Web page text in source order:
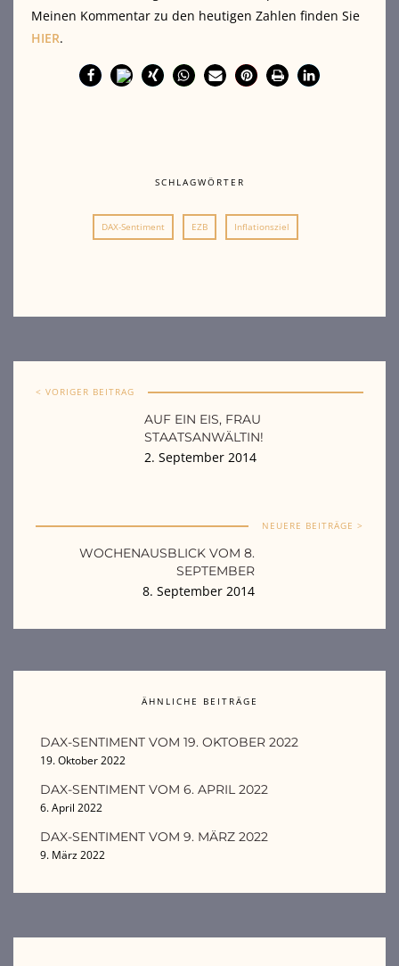
Meinen Kommentar zu den heutigen Zahlen finden Sie
HIER.
SCHLAGWÖRTER
DAX-Sentiment EZB Inflationsziel
< VORIGER BEITRAG
AUF EIN EIS, FRAU
STAATSANWÄLTIN!
2. September 2014
NEUERE BEITRÄGE >
WOCHENAUSBLICK VOM 8.
SEPTEMBER
8. September 2014
ÄHNLICHE BEITRÄGE
DAX-SENTIMENT VOM 19. OKTOBER 2022
19. Oktober 2022
DAX-SENTIMENT VOM 6. APRIL 2022
6. April 2022
DAX-SENTIMENT VOM 9. MÄRZ 2022
9. März 2022